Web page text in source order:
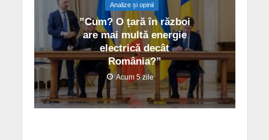
Analize și opinii
”Cum? O țară în război
are mai multă energie
electrică decât
România?”
Acum 5 zile